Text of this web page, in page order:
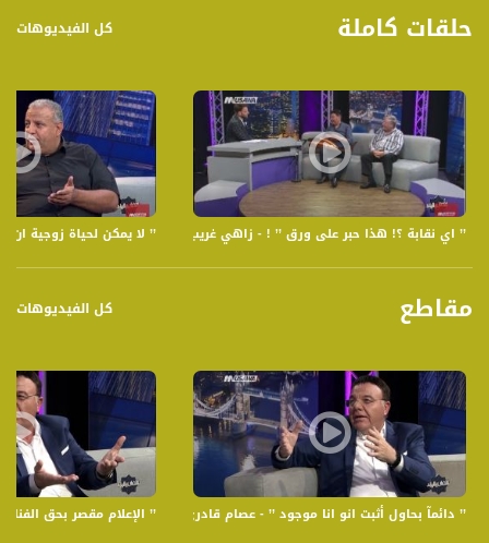
حلقات كاملة كل الفيديوهات
’’ لا يمكن لحياة زوجية ان تكتمل
’’ اي نقابة ؟! هذا حبر على ورق ’’ ! - زاهي غريب ، جوزيف شومر - الكاملة - 3-6-2017- رمضان شو بالبلد
مقاطع كل الفيديوهات
’’ الإعلام مقصر بحق الفنان ’’ - ’’ دائمآ بحاول أثبت انو انا موجود ’’ - عصام قادري - ج1 - 9-6-2017 - رمضان بالبلد - مساواة